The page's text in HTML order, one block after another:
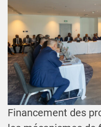
Financement des